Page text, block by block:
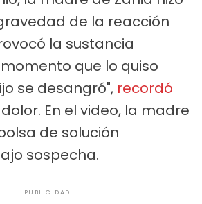
de la reacción
la sustancia
que lo quiso
se desangró", recordó
En el video, la madre
de solución
sospecha.
PUBLICIDAD